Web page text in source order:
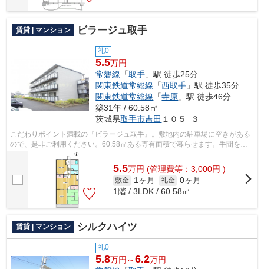
賃貸 | マンション ビラージュ取手
礼0
5.5万円
常磐線 「取手 」駅 徒歩25分
関東鉄道常総線 「西取手 」駅 徒歩35分
関東鉄道常総線 「寺原 」駅 徒歩46分
築31年 / 60.58㎡
茨城県取手市吉田 １０５−３
こだわりポイント満載の『ビラージュ取手』。敷地内の駐車場に空きがある
ので、是非ご利用ください。60.58㎡ある専有面積で暮らせます。手間をか
けずにお湯が出せる給湯設備が付いてい...
5.5万円 (管理費等：3,000円 )
敷金 1ヶ月 礼金 0ヶ月
1階 / 3LDK / 60.58㎡
賃貸 | マンション シルクハイツ
礼0
5.8万円～6.2万円